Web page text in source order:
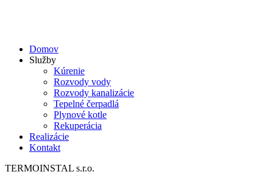
Domov
Služby
Kúrenie
Rozvody vody
Rozvody kanalizácie
Tepelné čerpadlá
Plynové kotle
Rekuperácia
Realizácie
Kontakt
TERMOINSTAL s.r.o.